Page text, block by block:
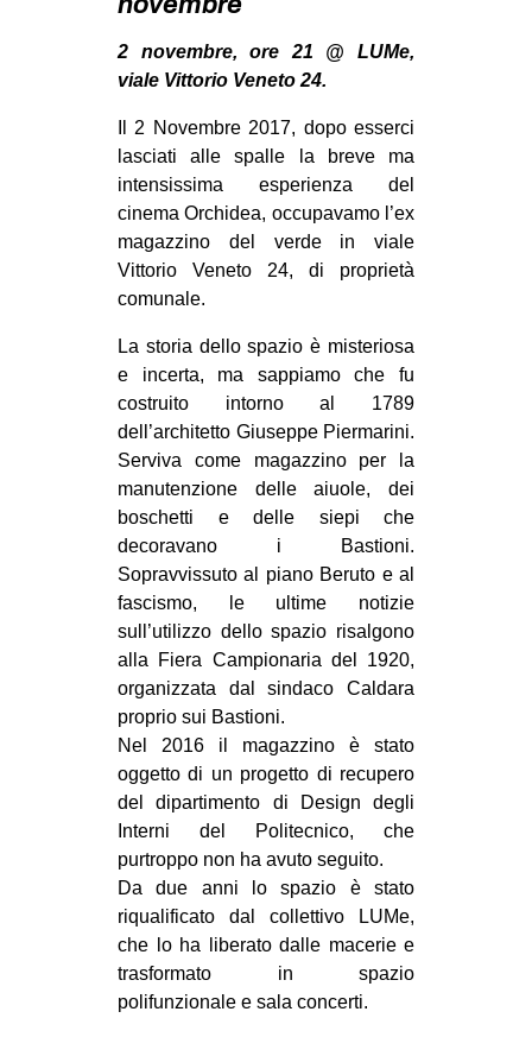
MILANO
SPAZI
SPORT POPOLARE
MOVIMENTI
AMBIENTE
DIRITTO ALL’ABITARE
GENERI
MIGRAZIONI
PRECARIATO
REPRESSIONE
CULTURE
ARTE
CINEMA
MUSICA
RECENSIONI
INTERNAZIONALE
AFRICA
AMERICHE
ESTREMO ORIENTE
2 novembre, ore 21 @ LUMe,
viale Vittorio Veneto 24.
Il 2 Novembre 2017, dopo esserci
lasciati alle spalle la breve ma
intensissima esperienza del
cinema Orchidea, occupavamo l’ex
magazzino del verde in viale
Vittorio Veneto 24, di proprietà
comunale.
La storia dello spazio è misteriosa
e incerta, ma sappiamo che fu
costruito intorno al 1789
dell’architetto Giuseppe Piermarini.
Serviva come magazzino per la
manutenzione delle aiuole, dei
boschetti e delle siepi che
decoravano i Bastioni.
Sopravvissuto al piano Beruto e al
fascismo, le ultime notizie
sull’utilizzo dello spazio risalgono
alla Fiera Campionaria del 1920,
organizzata dal sindaco Caldara
proprio sui Bastioni.
Nel 2016 il magazzino è stato
oggetto di un progetto di recupero
del dipartimento di Design degli
Interni del Politecnico, che
purtroppo non ha avuto seguito.
Da due anni lo spazio è stato
riqualificato dal collettivo LUMe,
che lo ha liberato dalle macerie e
trasformato in spazio
polifunzionale e sala concerti.